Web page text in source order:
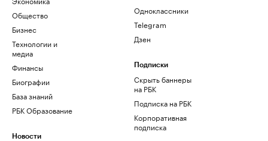
Общество
Бизнес
Технологии и
медиа
Финансы
Биографии
База знаний
РБК Образование
Новости
Одноклассники
Telegram
Дзен
Подписки
Скрыть баннеры
на РБК
Подписка на РБК
Корпоративная
подписка